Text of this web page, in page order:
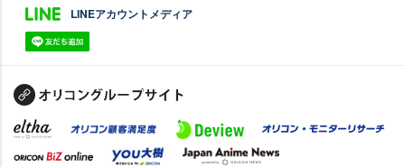
LINEアカウントメディア